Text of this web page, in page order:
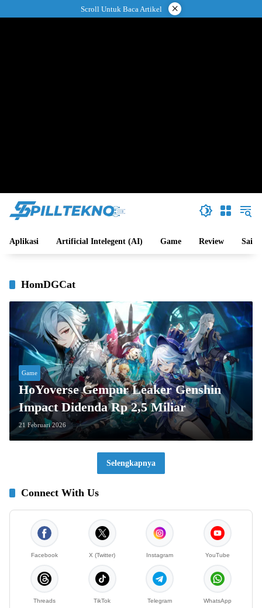
ke
Scroll Untuk Baca Artikel ×
Aplikasi Artificial Intelegent (AI) Game Review Sains
HomDGCat
Game
HoYoverse Gempur Leaker Genshin
Impact Didenda Rp 2,5 Miliar
21 Februari 2026
Selengkapnya
Connect With Us
Facebook X (Twitter) Instagram YouTube
Threads TikTok Telegram WhatsApp